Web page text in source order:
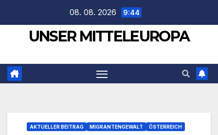
springen
08. 08. 2026 9:44
UNSER MITTELEUROPA
AKTUELLER BEITRAG MIGRANTENGEWALT ÖSTERREICH